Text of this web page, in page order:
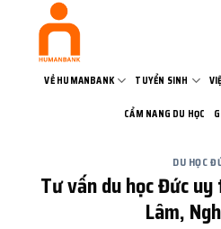
VỀ HUMANBANK TUYỂN SINH
CẨM NANG DU HỌC
DU HỌC
Tư vấn du học Đức
Lâm,